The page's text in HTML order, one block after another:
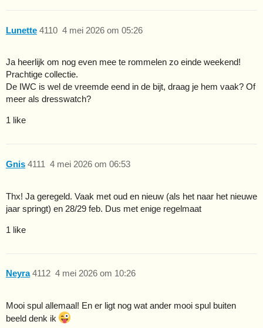
Lunette 4 mei 2026 om 05:26
4110
Ja heerlijk om nog even mee te rommelen zo einde weekend!
Prachtige collectie.
De IWC is wel de vreemde eend in de bijt, draag je hem vaak? Of
meer als dresswatch?
1 like
Gnis 4 mei 2026 om 06:53
4111
Thx! Ja geregeld. Vaak met oud en nieuw (als het naar het nieuwe
jaar springt) en 28/29 feb. Dus met enige regelmaat
1 like
Neyra 4 mei 2026 om 10:26
4112
Mooi spul allemaal! En er ligt nog wat ander mooi spul buiten
beeld denk ik